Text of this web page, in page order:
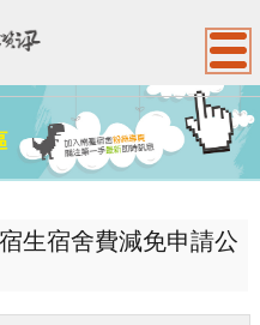
生宿舍費減免申請公